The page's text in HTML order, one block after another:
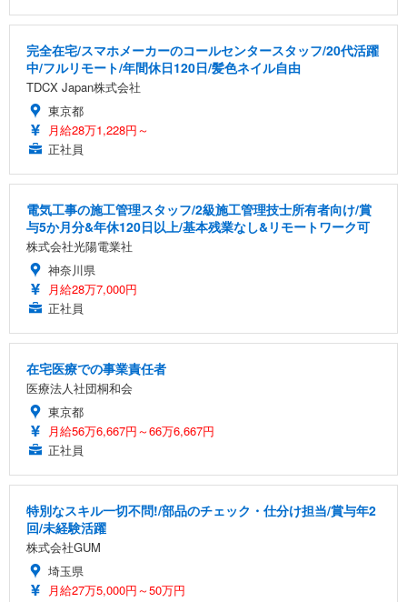
完全在宅/スマホメーカーのコールセンタースタッフ/20代活躍
中/フルリモート/年間休日120日/髪色ネイル自由
TDCX Japan株式会社
東京都
月給28万1,228円～
正社員
電気工事の施工管理スタッフ/2級施工管理技士所有者向け/賞
与5か月分&年休120日以上/基本残業なし&リモートワーク可
株式会社光陽電業社
神奈川県
月給28万7,000円
正社員
在宅医療での事業責任者
医療法人社団桐和会
東京都
月給56万6,667円～66万6,667円
正社員
特別なスキル一切不問!/部品のチェック・仕分け担当/賞与年2
回/未経験活躍
株式会社GUM
埼玉県
月給27万5,000円～50万円